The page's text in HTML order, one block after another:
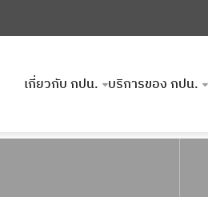
เกี่ยวกับ กปน. บริการของ กปน.